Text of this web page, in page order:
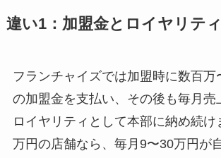
違い1：加盟金とロイヤリティ
フランチャイズでは加盟時に数百万
の加盟金を支払い、その後も毎月売
ロイヤリティとして本部に納め続け
万円の店舗なら、毎月9〜30万円が